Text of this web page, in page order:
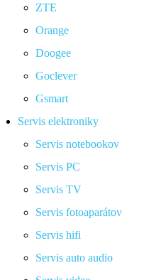
ZTE
Orange
Doogee
Goclever
Gsmart
Servis elektroniky
Servis notebookov
Servis PC
Servis TV
Servis fotoaparátov
Servis hifi
Servis auto audio